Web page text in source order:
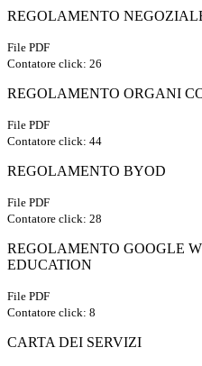
REGOLAMENTO
File PDF
Contatore click: 26
REGOLAMENTO ORGANI
File PDF
Contatore click: 44
REGOLAMENTO BYOD
File PDF
Contatore click: 28
REGOLAMENTO GOOGLE
EDUCATION
File PDF
Contatore click: 8
CARTA DEI SERVIZI